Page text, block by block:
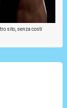
sito, senza costi